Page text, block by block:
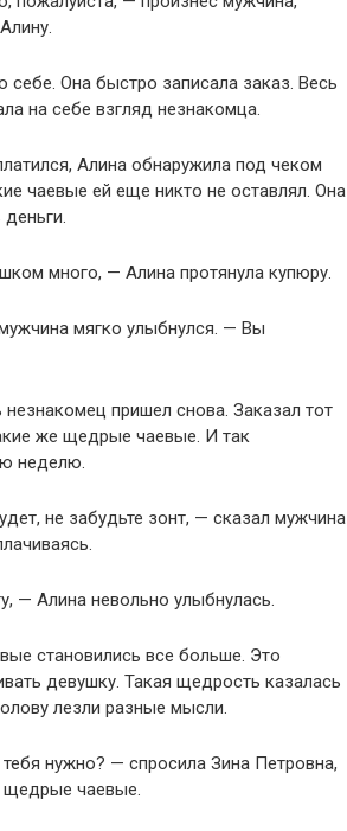
себе. Она быстро записала заказ. Весь
на себе взгляд незнакомца.
Алина обнаружила под чеком
чаевые ей еще никто не оставлял. Она
много, — Алина протянула купюру.
мягко улыбнулся. — Вы
пришел снова. Заказал тот
же щедрые чаевые. И так
неделю.
не забудьте зонт, — сказал мужчина
— Алина невольно улыбнулась.
становились все больше. Это
девушку. Такая щедрость казалась
лезли разные мысли.
нужно? — спросила Зина Петровна,
щедрые чаевые.